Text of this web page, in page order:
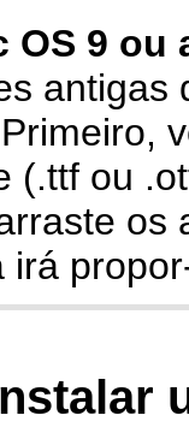
OS 9 ou
antigas
(.ttf ou
os
irá